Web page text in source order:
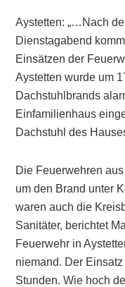
Aystetten: „…Nach
Dienstagabend
Einsätzen der
Aystetten wurde um
Dachstuhlbrands
Einfamilienhaus
Dachstuhl des
Die Feuerwehren
um den Brand unter
waren auch die
Sanitäter, berichtet
Feuerwehr in
niemand. Der
Stunden. Wie hoch